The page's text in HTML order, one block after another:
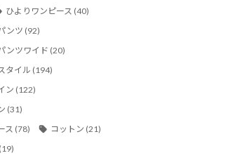
ひよりワンピース (40)
ンツ (92)
ンツワイド (20)
タイル (194)
ン (122)
(31)
ス (78) コットン (21)
(19)